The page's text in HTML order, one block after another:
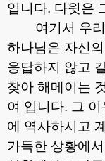
입니다. 다윗은
여기서 우
하나님은 자신
응답하지 않고
찾아 해메이는
여 입니다. 그
에 역사하시고
가득한 상황에